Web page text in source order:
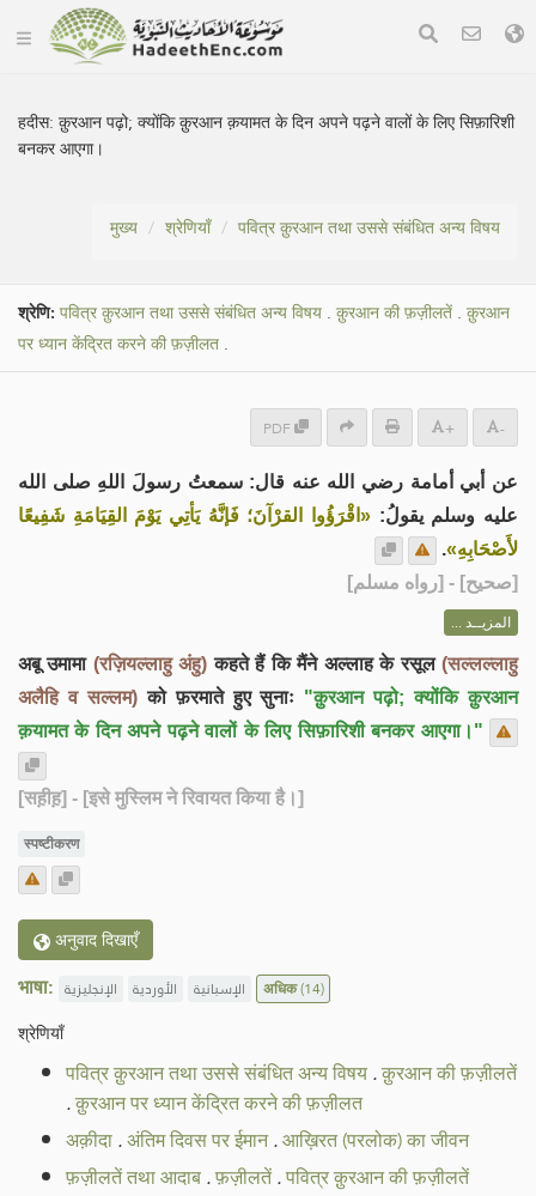
हदीस:क़ुरआन पढ़ो; क्योंकि क़ुरआन क़यामत के दिन अपने पढ़ने वालों के लिए सिफ़ारिशी
बनकर आएगा।
मुख्य श्रेणियाँ पवित्र क़ुरआन तथा उससे संबंधित अन्य विषय
श्रेणि: पवित्र क़ुरआन तथा उससे संबंधित अन्य विषय . क़ुरआन की फ़ज़ीलतें . क़ुरआन
पर ध्यान केंद्रित करने की फ़ज़ीलत .
PDF + -
عن أبي أمامة رضي الله عنه قال: سمعتُ رسولَ اللهِ صلى الله
عليه وسلم يقولُ: «اقْرَؤُوا القرْآنَ؛ فَإنَّهُ يَأتِي يَوْمَ القِيَامَةِ شَفِيعًا
لأَصْحَابِهِ».
[صحيح] - [رواه مسلم]
المزيــد ...
अबू उमामा (रज़ियल्लाहु अंहु) कहते हैं कि मैंने अल्लाह के रसूल(सल्लल्लाहु
अलैहि व सल्लम)को फ़रमाते हुए सुनाः "क़ुरआन पढ़ो; क्योंकि क़ुरआन
क़यामत के दिन अपने पढ़ने वालों के लिए सिफ़ारिशी बनकर आएगा।"
[सह़ीह़] - [इसे मुस्लिम ने रिवायत किया है।]
स्पष्टीकरण
अनुवाद दिखाएँ
भाषा: الإنجليزية الأوردية الإسبانية अधिक(14)
श्रेणियाँ
पवित्र क़ुरआन तथा उससे संबंधित अन्य विषय.क़ुरआन की फ़ज़ीलतें
.क़ुरआन पर ध्यान केंद्रित करने की फ़ज़ीलत
अक़ीदा.अंतिम दिवस पर ईमान.आख़िरत (परलोक) का जीवन
फ़ज़ीलतें तथा आदाब.फ़ज़ीलतें.पवित्र क़ुरआन की फ़ज़ीलतें